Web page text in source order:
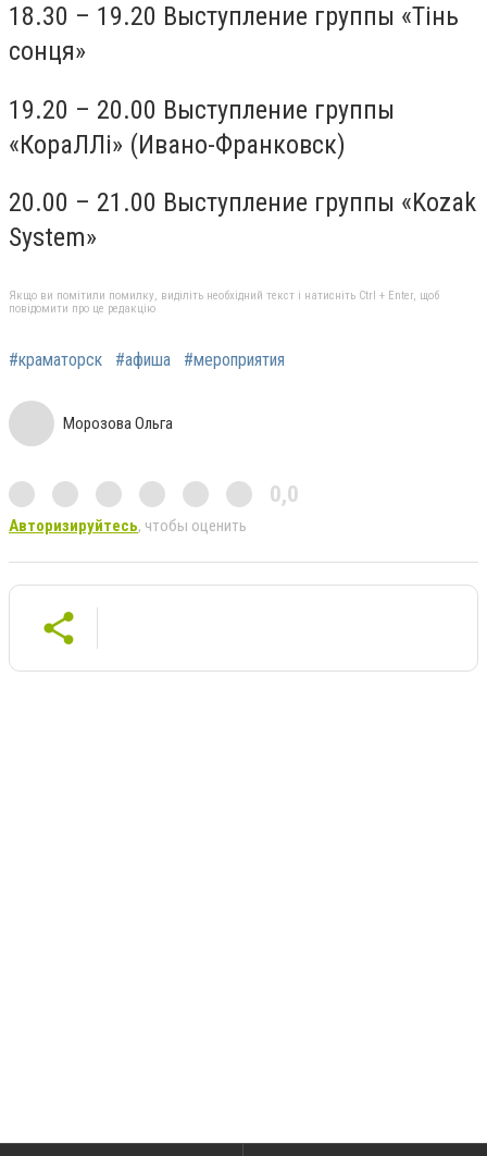
18.30 – 19.20 Выступление группы «Тінь
сонця»
19.20 – 20.00 Выступление группы
«КораЛЛі» (Ивано-Франковск)
20.00 – 21.00 Выступление группы «Kozak
System»
Якщо ви помітили помилку, виділіть необхідний текст і натисніть Ctrl + Enter, щоб
повідомити про це редакцію
#краматорск #афиша #мероприятия
Морозова Ольга
0,0
Авторизируйтесь, чтобы оценить